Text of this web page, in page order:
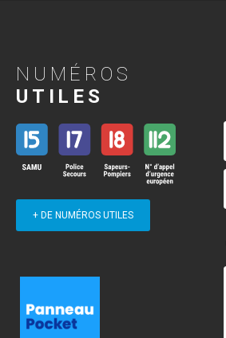
NUMÉROS
UTILES
+ DE NUMÉROS UTILES